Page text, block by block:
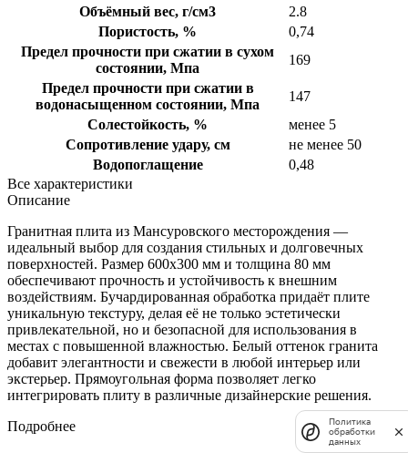
Объёмный вес, г/см3
2.8
Пористость, %
0,74
Предел прочности при сжатии в сухом
состоянии, Мпа
169
Предел прочности при сжатии в
водонасыщенном состоянии, Мпа
147
Солестойкость, %
менее 5
Сопротивление удару, см
не менее 50
Водопоглащение
0,48
Все характеристики
Описание
Гранитная плита из Мансуровского месторождения —
идеальный выбор для создания стильных и долговечных
поверхностей. Размер 600х300 мм и толщина 80 мм
обеспечивают прочность и устойчивость к внешним
воздействиям. Бучардированная обработка придаёт плите
уникальную текстуру, делая её не только эстетически
привлекательной, но и безопасной для использования в
местах с повышенной влажностью. Белый оттенок гранита
добавит элегантности и свежести в любой интерьер или
экстерьер. Прямоугольная форма позволяет легко
интегрировать плиту в различные дизайнерские решения.
Подробнее
Политика
обработки
данных